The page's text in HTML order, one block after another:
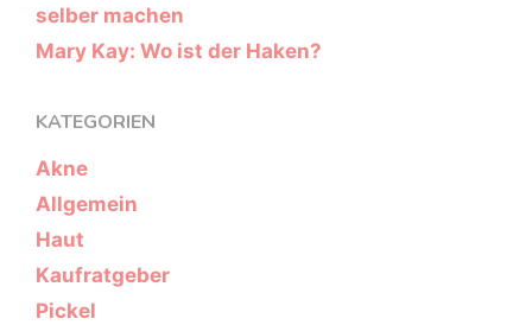
selber machen
Mary Kay: Wo ist der Haken?
KATEGORIEN
Akne
Allgemein
Haut
Kaufratgeber
Pickel